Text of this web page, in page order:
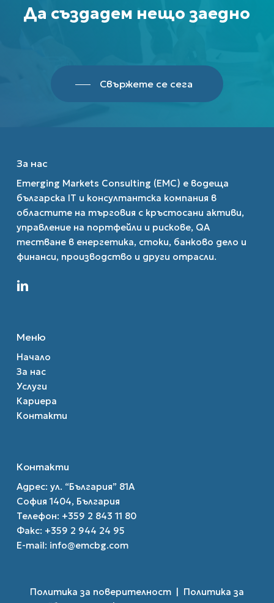
Да създадем нещо заедно
Свържете се сега
За нас
Emerging Markets Consulting (EMC) е водеща
българска IT и консултантска компания в
областите на търговия с кръстосани активи,
управление на портфейли и рискове, QA
тестване в енергетика, стоки, банково дело и
финанси, производство и други отрасли.
Меню
Начало
За нас
Услуги
Кариера
Контакти
Контакти
Адрес: ул. “България” 81A
София 1404, България
Телефон: +359 2 843 11 80
Факс: +359 2 944 24 95
E-mail: info@emcbg.com
Политика за поверителност | Политика за